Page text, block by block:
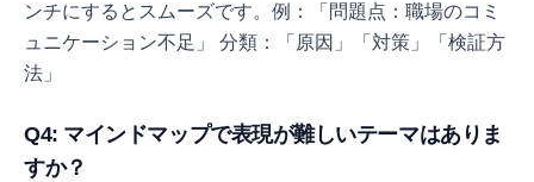
ンチにするとスムーズです。例：「問題点：職場のコミ
ュニケーション不足」
分類：「原因」「対策」「検証方
法」
Q4: マインドマップで表現が難しいテーマはありま
すか？